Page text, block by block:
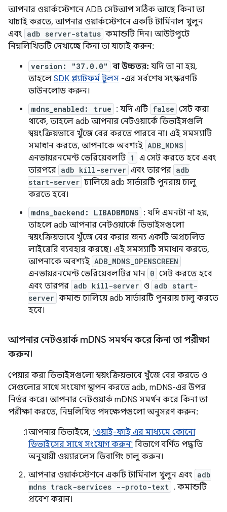
আপনার ওয়ার্কস্টেশনে ADB সেটআপ সঠিক আছে কিনা তা
যাচাই করতে, আপনার ওয়ার্কস্টেশনে একটি টার্মিনাল খুলুন
এবং adb server-status কমান্ডটি দিন। আউটপুটে
নিম্নলিখিতটি দেখাচ্ছে কিনা তা যাচাই করুন:
version: "37.0.0" বা উচ্চতর: যদি তা না হয়,
তাহলে SDK প্ল্যাটফর্ম টুলস -এর সর্বশেষ সংস্করণটি
ডাউনলোড করুন।
mdns_enabled: true : যদি এটি false সেট করা
থাকে, তাহলে adb আপনার নেটওয়ার্কে ডিভাইসগুলি
স্বয়ংক্রিয়ভাবে খুঁজে বের করতে পারবে না। এই সমস্যাটি
সমাধান করতে, আপনাকে অবশ্যই ADB_MDNS
এনভায়রনমেন্ট ভেরিয়েবলটি 1
এ সেট করতে হবে এবং
তারপরে adb kill-server এবং তারপর adb
start-server চালিয়ে adb সার্ভারটি পুনরায় চালু
করতে হবে।
mdns_backend: LIBADBMDNS : যদি এমনটা না হয়,
তাহলে adb আপনার নেটওয়ার্কে ডিভাইসগুলো
স্বয়ংক্রিয়ভাবে খুঁজে বের করার জন্য একটি অপ্রচলিত
লাইব্রেরি ব্যবহার করছে। এই সমস্যাটি সমাধান করতে,
আপনাকে অবশ্যই ADB_MDNS_OPENSCREEN
এনভায়রনমেন্ট ভেরিয়েবলটির মান 0 সেট করতে হবে
এবং তারপর adb kill-server ও adb start-
server কমান্ড চালিয়ে adb সার্ভারটি পুনরায় চালু করতে
হবে।
আপনার নেটওয়ার্ক mDNS সমর্থন করে কিনা তা পরীক্ষা
করুন।
পেয়ার করা ডিভাইসগুলো স্বয়ংক্রিয়ভাবে খুঁজে বের করতে ও
সেগুলোর সাথে সংযোগ স্থাপন করতে adb, mDNS-এর উপর
নির্ভর করে। আপনার নেটওয়ার্ক mDNS সমর্থন করে কিনা তা
পরীক্ষা করতে, নিম্নলিখিত পদক্ষেপগুলো অনুসরণ করুন:
আপনার ডিভাইসে, 'ওয়াই-ফাই এর মাধ্যমে কোনো
ডিভাইসের সাথে সংযোগ করুন' বিভাগে বর্ণিত পদ্ধতি
অনুযায়ী ওয়্যারলেস ডিবাগিং চালু করুন।
আপনার ওয়ার্কস্টেশনে একটি টার্মিনাল খুলুন এবং adb
mdns track-services --proto-text . কমান্ডটি
প্রবেশ করান।